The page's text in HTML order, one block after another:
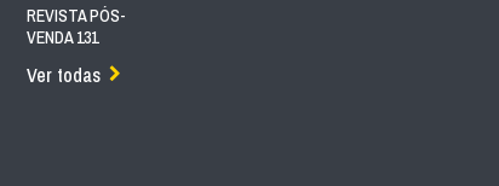
REVISTA PÓS-
VENDA 131
Ver todas